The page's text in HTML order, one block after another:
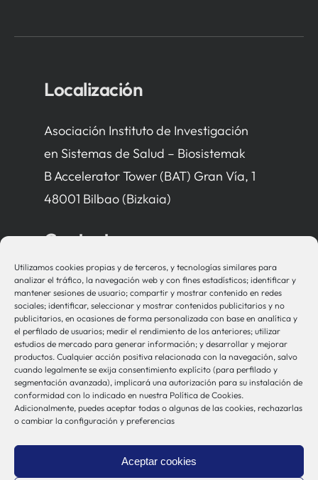
Utilizamos cookies propias y de terceros, y tecnologías similares para
analizar el tráfico, la navegación web y con fines estadísticos; identificar y
mantener sesiones de usuario; compartir y mostrar contenido en redes
sociales; identificar, seleccionar y mostrar contenidos publicitarios y no
publicitarios, en ocasiones de forma personalizada con base en analítica y
el perfilado de usuarios; medir el rendimiento de los anteriores; utilizar
estudios de mercado para generar información; y desarrollar y mejorar
productos. Cualquier acción positiva relacionada con la navegación, salvo
cuando legalmente se exija consentimiento explícito (para perfilado y
segmentación avanzada), implicará una autorización para su instalación de
conformidad con lo indicado en nuestra Política de Cookies.
Adicionalmente, puedes aceptar todas o algunas de las cookies, rechazarlas
o cambiar la configuración y preferencias
Aceptar cookies
Localización
Asociación Instituto de Investigación
en Sistemas de Salud – Biosistemak
B Accelerator Tower (BAT) Gran Vía, 1
48001 Bilbao (Bizkaia)
Contacto
bio-sistemak@bio-sistemak.eus
944 00 77 90
Otros Enlaces
Osakidetza